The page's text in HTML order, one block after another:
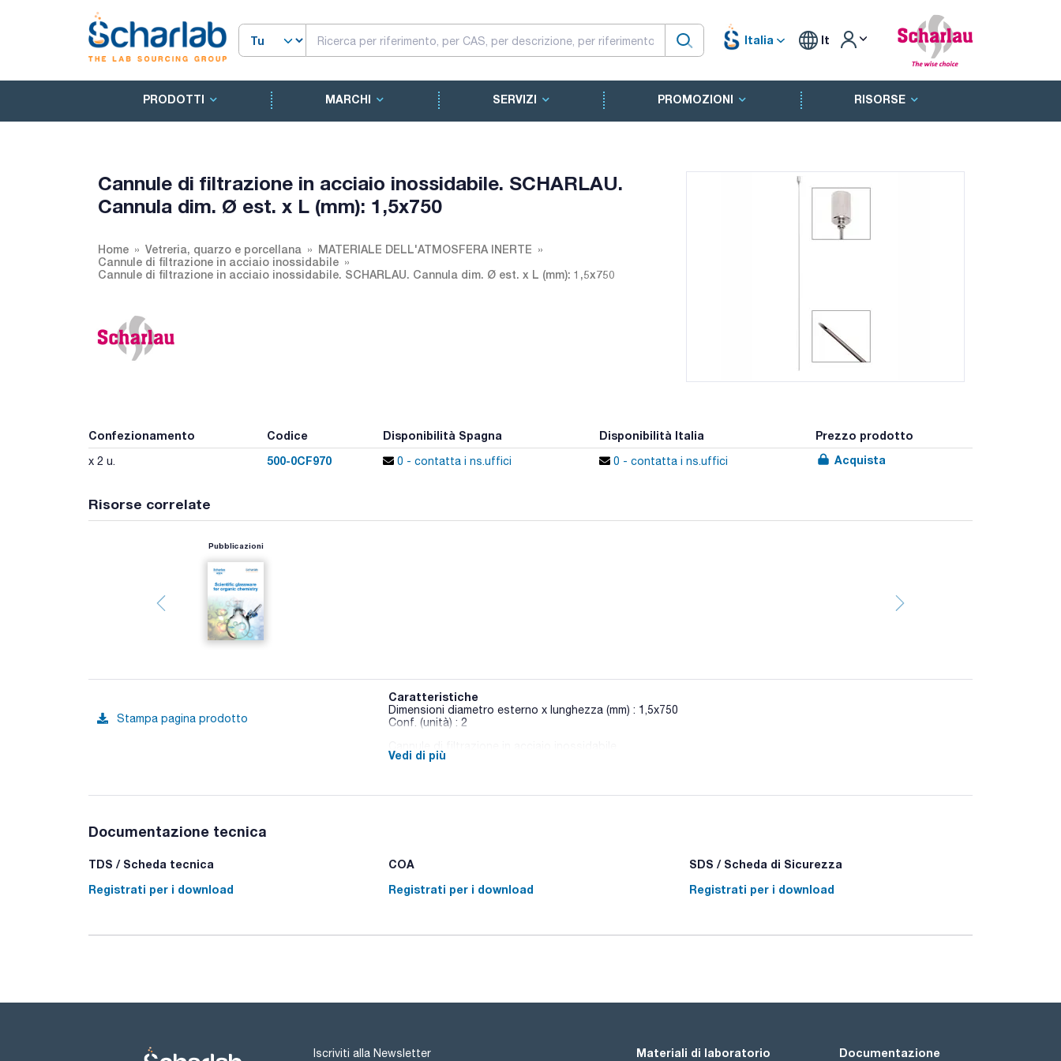
Italia It
PRODOTTI MARCHI SERVIZI PROMOZIONI RISORSE
Cannule di filtrazione in acciaio inossidabile. SCHARLAU.
Cannula dim. Ø est. x L (mm): 1,5x750
Home Vetreria, quarzo e porcellana
MATERIALE DELL'ATMOSFERA INERTE
Cannule di filtrazione in acciaio inossidabile
Cannule di filtrazione in acciaio inossidabile. SCHARLAU. Cannula dim. Ø est. x L (mm): 1,5x750
Confezionamento Codice Disponibilità Spagna Disponibilità Italia Prezzo prodotto
x 2 u. 500-0CF970 0 - contatta i ns.uffici 0 - contatta i ns.uffici Acquista
Risorse correlate
Pubblicazioni
Stampa pagina prodotto
Caratteristiche
Dimensioni diametro esterno x lunghezza (mm) : 1,5x750
Conf. (unità) : 2
Vedi di più
Documentazione tecnica
TDS / Scheda tecnica
Registrati per i download
COA
Registrati per i download
SDS / Scheda di Sicurezza
Registrati per i download
Iscriviti alla Newsletter Materiali di laboratorio Documentazione